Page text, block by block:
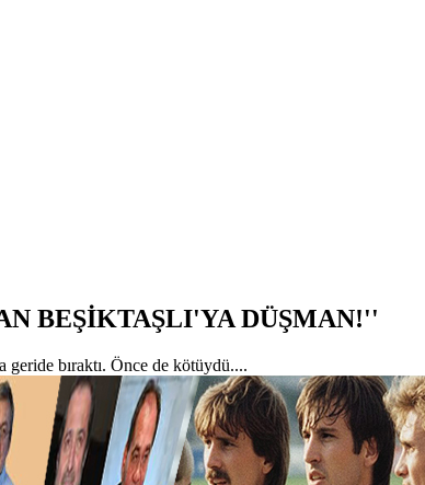
BEŞİKTAŞLI'YA DÜŞMAN!''
geride bıraktı. Önce de kötüydü....